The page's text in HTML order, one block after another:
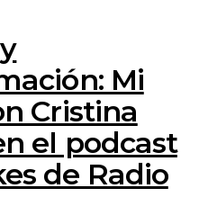
Mi
Cristina
el podcast
de Radio